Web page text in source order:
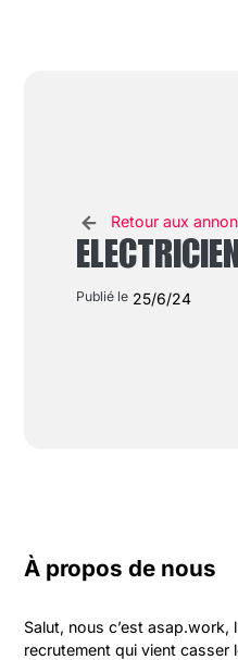
Retour aux
Publié le 25/6/24
À propos de nous
Salut, nous c’est asap.work,
recrutement qui vient casser